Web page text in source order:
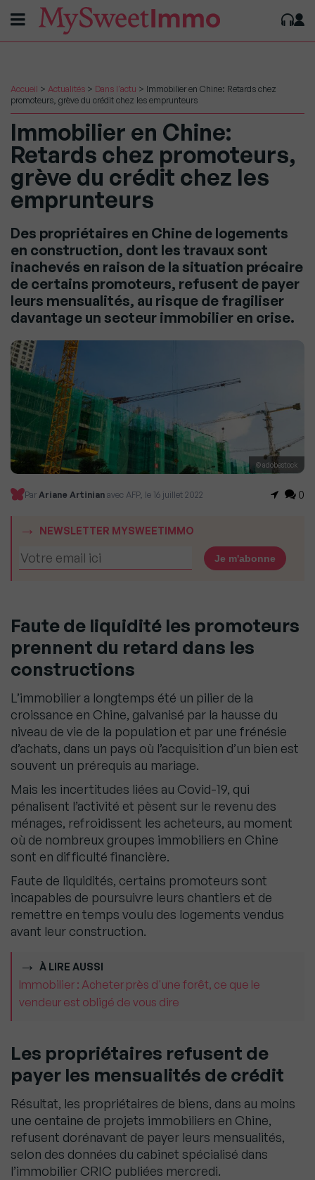
Accueil > Actualités > Dans l'actu > Immobilier en Chine: Retards chez
promoteurs, grève du crédit chez les emprunteurs
Immobilier en Chine:
Retards chez promoteurs,
grève du crédit chez les
emprunteurs
Des propriétaires en Chine de logements
en construction, dont les travaux sont
inachevés en raison de la situation précaire
de certains promoteurs, refusent de payer
leurs mensualités, au risque de fragiliser
davantage un secteur immobilier en crise.
© adobestock
Par Ariane Artinian avec AFP, le 16 juillet 2022 0
NEWSLETTER MYSWEETIMMO
Faute de liquidité les promoteurs
prennent du retard dans les
constructions
L’immobilier a longtemps été un pilier de la
croissance en Chine, galvanisé par la hausse du
niveau de vie de la population et par une frénésie
d’achats, dans un pays où l’acquisition d’un bien est
souvent un prérequis au mariage.
Mais les incertitudes liées au Covid-19, qui
pénalisent l’activité et pèsent sur le revenu des
ménages, refroidissent les acheteurs, au moment
où de nombreux groupes immobiliers en Chine
sont en difficulté financière.
Faute de liquidités, certains promoteurs sont
incapables de poursuivre leurs chantiers et de
remettre en temps voulu des logements vendus
avant leur construction.
À LIRE AUSSI
Immobilier : Acheter près d'une forêt, ce que le
vendeur est obligé de vous dire
Les propriétaires refusent de
payer les mensualités de crédit
Résultat, les propriétaires de biens, dans au moins
une centaine de projets immobiliers en Chine,
refusent dorénavant de payer leurs mensualités,
selon des données du cabinet spécialisé dans
l’immobilier CRIC publiées mercredi.